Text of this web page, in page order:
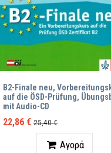
B2-Finale neu,
auf die ÖSD-Prüfung,
mit Audio-CD
22,86 € 25,40 €
ΠοσότηταΑγορά